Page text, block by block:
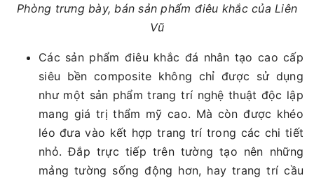
Phòng trưng bày, bán sản phẩm điêu khắc của Liên
Vũ
Các sản phẩm điêu khắc đá nhân tạo cao cấp
siêu bền composite không chỉ được sử dụng
như một sản phẩm trang trí nghệ thuật độc lập
mang giá trị thẩm mỹ cao. Mà còn được khéo
léo đưa vào kết hợp trang trí trong các chi tiết
nhỏ. Đắp trực tiếp trên tường tạo nên những
mảng tường sống động hơn, hay trang trí cầu